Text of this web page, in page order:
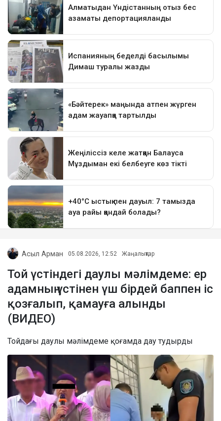
Асыл Арман 05.08.2026, 12:52 Жаңалықтар
Той үстіндегі даулы мәлімдеме: ер
адамның үстінен үш бірдей баппен іс
қозғалып, қамауға алынды
(ВИДЕО)
Тойдағы даулы мәлімдеме қоғамда дау тудырды